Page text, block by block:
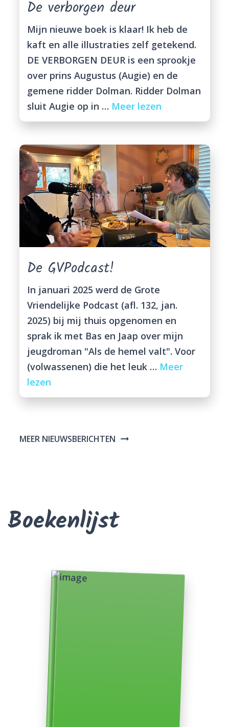
De verborgen deur
Mijn nieuwe boek is klaar! Ik heb de
kaft en alle illustraties zelf getekend.
DE VERBORGEN DEUR is een sprookje
over prins Augustus (Augie) en de
gemene ridder Dolman. Ridder Dolman
sluit Augie op in … Meer lezen
De GVPodcast!
In januari 2025 werd de Grote
Vriendelijke Podcast (afl. 132, jan.
2025) bij mij thuis opgenomen en
sprak ik met Bas en Jaap over mijn
jeugdroman "Als de hemel valt". Voor
(volwassenen) die het leuk … Meer
lezen
MEER NIEUWSBERICHTEN
Boekenlijst